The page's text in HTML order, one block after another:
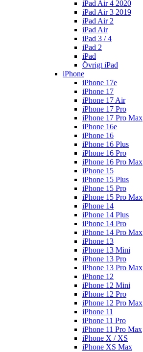
iPad Air 4 2020
iPad Air 3 2019
iPad Air 2
iPad Air
iPad 3 / 4
iPad 2
iPad
Övrigt iPad
iPhone
iPhone 17e
iPhone 17
iPhone 17 Air
iPhone 17 Pro
iPhone 17 Pro Max
iPhone 16e
iPhone 16
iPhone 16 Plus
iPhone 16 Pro
iPhone 16 Pro Max
iPhone 15
iPhone 15 Plus
iPhone 15 Pro
iPhone 15 Pro Max
iPhone 14
iPhone 14 Plus
iPhone 14 Pro
iPhone 14 Pro Max
iPhone 13
iPhone 13 Mini
iPhone 13 Pro
iPhone 13 Pro Max
iPhone 12
iPhone 12 Mini
iPhone 12 Pro
iPhone 12 Pro Max
iPhone 11
iPhone 11 Pro
iPhone 11 Pro Max
iPhone X / XS
iPhone XS Max